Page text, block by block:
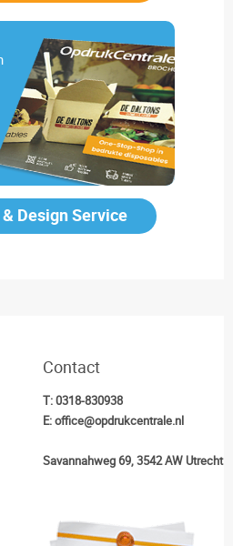
Design Service
Contact
T:0318-830938
E:office@opdrukcentrale.nl
Savannahweg 69, 3542 AW Utrecht